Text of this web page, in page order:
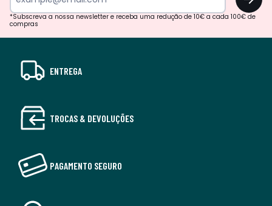
*Subscreva a nossa newsletter e receba uma redução de 10€ a cada 100€ de
compras
ENTREGA
TROCAS & DEVOLUÇÕES
PAGAMENTO SEGURO